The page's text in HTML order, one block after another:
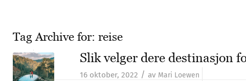
Tag Archive for: reise
Slik velger dere destinasjon
16 oktober, 2022 / av Mari Loewen